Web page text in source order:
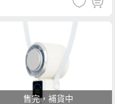
售完，補貨中